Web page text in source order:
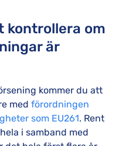
kontrollera om
är
kommer du att
med förordningen
som EU261. Rent
i samband med